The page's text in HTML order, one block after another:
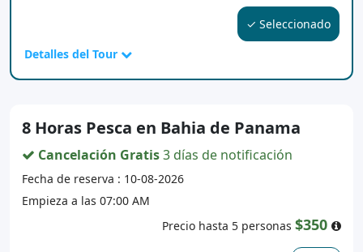
✓ Seleccionado
Detalles del Tour
8 Horas Pesca en Bahia de Panama
Cancelación Gratis3 días de notificación
Fecha de reserva : 10-08-2026
Empieza a las 07:00 AM
Precio hasta 5 personas $350